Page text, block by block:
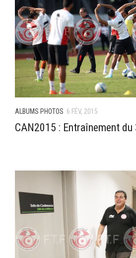
ALBUMS PHOTOS 6 FÉV, 2015
CAN2015 : Entraînement